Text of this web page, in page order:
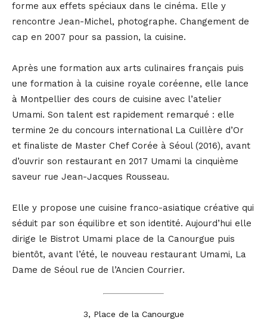
forme aux effets spéciaux dans le cinéma. Elle y
rencontre Jean-Michel, photographe. Changement de
cap en 2007 pour sa passion, la cuisine.
Après une formation aux arts culinaires français puis
une formation à la cuisine royale coréenne, elle lance
à Montpellier des cours de cuisine avec l’atelier
Umami. Son talent est rapidement remarqué : elle
termine 2e du concours international La Cuillère d’Or
et finaliste de Master Chef Corée à Séoul (2016), avant
d’ouvrir son restaurant en 2017 Umami la cinquième
saveur rue Jean-Jacques Rousseau.
Elle y propose une cuisine franco-asiatique créative qui
séduit par son équilibre et son identité. Aujourd’hui elle
dirige le Bistrot Umami place de la Canourgue puis
bientôt, avant l’été, le nouveau restaurant Umami, La
Dame de Séoul rue de l’Ancien Courrier.
3, Place de la Canourgue